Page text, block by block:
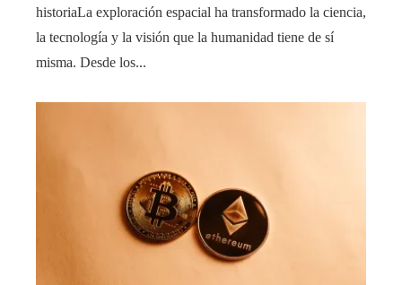
historiaLa exploración espacial ha transformado la ciencia,
la tecnología y la visión que la humanidad tiene de sí
misma. Desde los...